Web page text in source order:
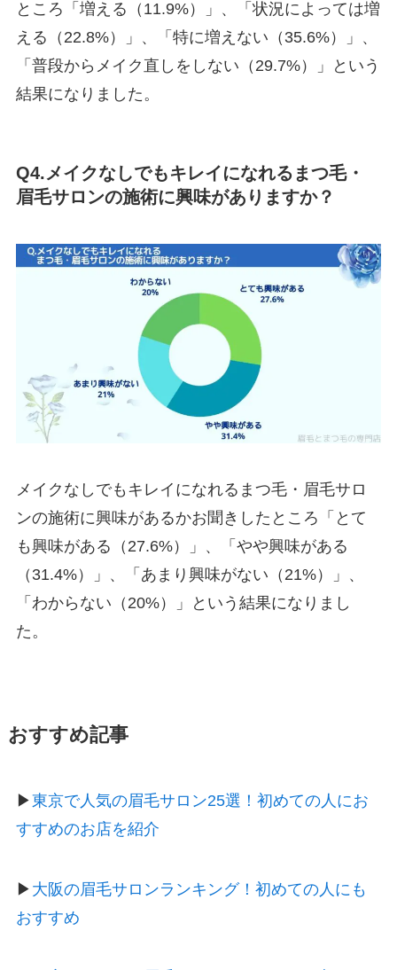
ところ「増える（11.9%）」、「状況によっては増
える（22.8%）」、「特に増えない（35.6%）」、
「普段からメイク直しをしない（29.7%）」という
結果になりました。
Q4.メイクなしでもキレイになれるまつ毛・
眉毛サロンの施術に興味がありますか？
メイクなしでもキレイになれるまつ毛・眉毛サロ
ンの施術に興味があるかお聞きしたところ「とて
も興味がある（27.6%）」、「やや興味がある
（31.4%）」、「あまり興味がない（21%）」、
「わからない（20%）」という結果になりまし
た。
おすすめ記事
▶東京で人気の眉毛サロン25選！初めての人にお
すすめのお店を紹介
▶ 大阪の眉毛サロンランキング！初めての人にも
おすすめ